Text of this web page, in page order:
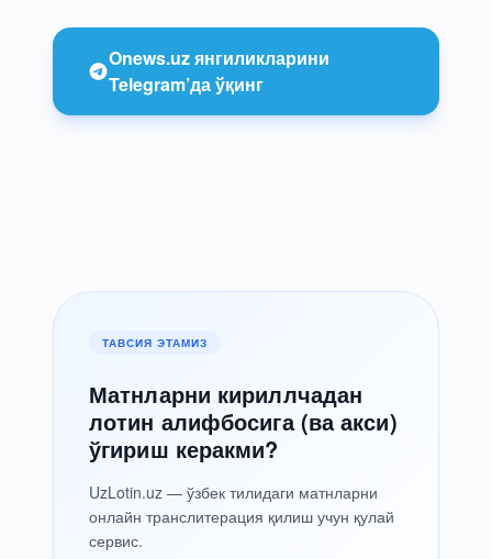
Onews.uz янгиликларини
Telegram’да ўқинг
ТАВСИЯ ЭТАМИЗ
Матнларни кириллчадан
лотин алифбосига (ва акси)
ўгириш керакми?
UzLotin.uz — ўзбек тилидаги матнларни
онлайн транслитерация қилиш учун қулай
сервис.